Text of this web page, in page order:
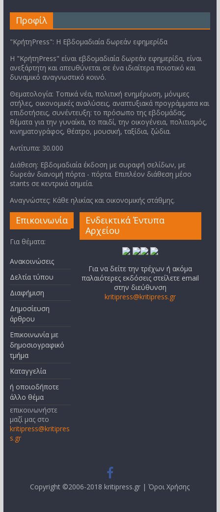
Προφίλ
"ΚρήτηPress": Η Εβδομαδιαία δωρεάν εφημερίδα
Η "ΚρήτηPress" είναι εβδομαδιαία δωρεάν εφημερίδα, είναι
ανεξάρτητη και απευθύνεται σε ένα ιδιαίτερα ποιοτικό και
δυναμικό αναγνωστικό κοινό.
Θεματολογία: Τοπικά νέα, πολιτική ενημέρωση, μόνιμες
στήλες, οικονομικές αναλύσεις, αναπτυξιακά προγράμματα και
επιδοτήσεις, συνέντευξη: το πρόσωπο της εβδομάδας,
θέματα για την γυναίκα, το παιδί, την οικογένεια, πολιτισμός,
κινηματογράφος, θέατρο, μουσική, ταξίδια, ζώδια.
Αντίτυπα: 30.000
Διάθεση: Εβδομαδιαία έκδοση με συραφή σελίδων, με
δωρεάν διανομή πόρτα - πόρτα. Επιπλέον διάθεση μέσο
stants σε κεντρικά σημεία.
Αναγνώστες: Κάθε ηλικίας και οικονομικής στάθμης.
Επικοινωνία
Για θέματα:
Ανακοινώσεις
Δελτία τύπου
Διαφήμιση
Δημοσίευση
άρθρου
Επικοινωνία με
δημοσιογραφικό
τμήμα
Καταγγελία
ή οποιοδήποτε
άλλο θέμα
επικοινωνήστε
μαζί μας στο
kritipress@kritipres
s.gr
Ενδεικτικά Έντυπα
Αρχείου
Για να δείτε την τρέχων ή ακόμα
παλαιότερες εκδόσεις στείλετε email
στην διεύθυνση
kritipress@kritipress.gr
Copyright ©2006-2018 kritipress.gr |Όροι Χρήσης